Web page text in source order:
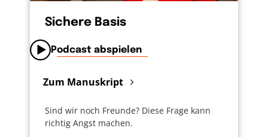
Sichere Basis
Podcast abspielen
Zum Manuskript
Sind wir noch Freunde? Diese Frage kann
richtig Angst machen.